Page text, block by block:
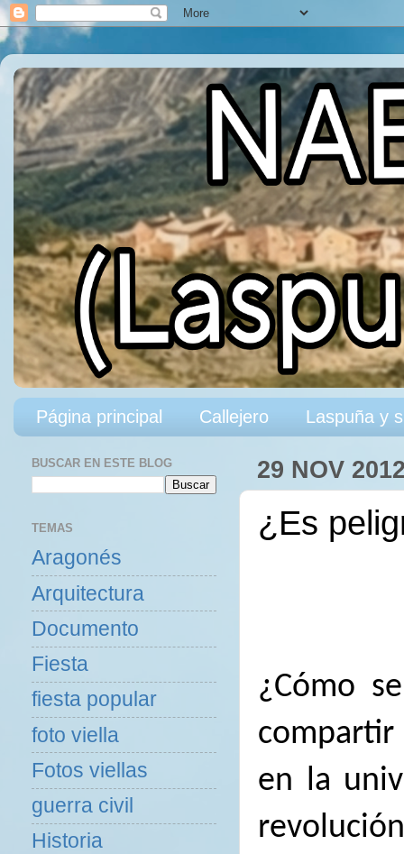
Página principal Callejero Laspuña y
29 NOV
¿Es
¿Cómo
compartir
en la
BUSCAR EN ESTE BLOG
TEMAS
Aragonés
Arquitectura
Documento
Fiesta
fiesta popular
foto viella
Fotos viellas
guerra civil
Historia